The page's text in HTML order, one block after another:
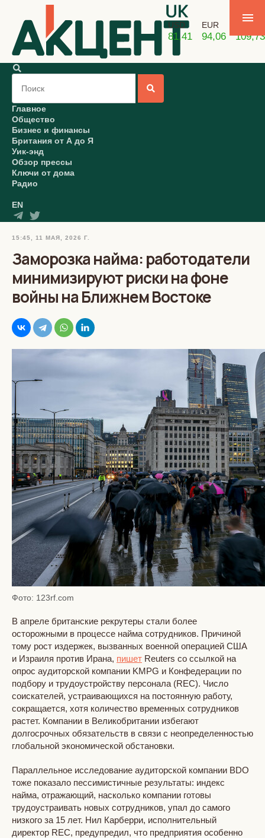
USD
81,41
EUR
94,06 109,73
Главное
Общество
Бизнес и финансы
Британия от А до Я
Уик-энд
Обзор прессы
Ключи от дома
Радио
EN
15:45, 11 МАЯ, 2026 Г.
Заморозка найма: работодатели
минимизируют риски на фоне
войны на Ближнем Востоке
Фото: 123rf.com
В апреле британские рекрутеры стали более
осторожными в процессе найма сотрудников. Причиной
тому рост издержек, вызванных военной операцией США
и Израиля против Ирана, пишет Reuters со ссылкой на
опрос аудиторской компании KMPG и Конфедерации по
подбору и трудоустройству персонала (REC). Число
соискателей, устраивающихся на постоянную работу,
сокращается, хотя количество временных сотрудников
растет. Компании в Великобритании избегают
долгосрочных обязательств в связи с неопределенностью
глобальной экономической обстановки.
Параллельное исследование аудиторской компании BDO
тоже показало пессимистичные результаты: индекс
найма, отражающий, насколько компании готовы
трудоустраивать новых сотрудников, упал до самого
низкого за 15 лет. Нил Карберри, исполнительный
директор REC, предупредил, что предприятия особенно